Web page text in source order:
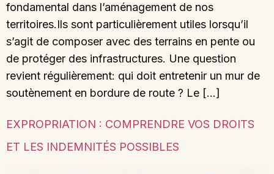
fondamental dans l’aménagement de nos
territoires.Ils sont particulièrement utiles lorsqu’il
s’agit de composer avec des terrains en pente ou
de protéger des infrastructures. Une question
revient régulièrement: qui doit entretenir un mur de
soutènement en bordure de route ? Le […]
EXPROPRIATION : COMPRENDRE VOS DROITS
ET LES INDEMNITÉS POSSIBLES